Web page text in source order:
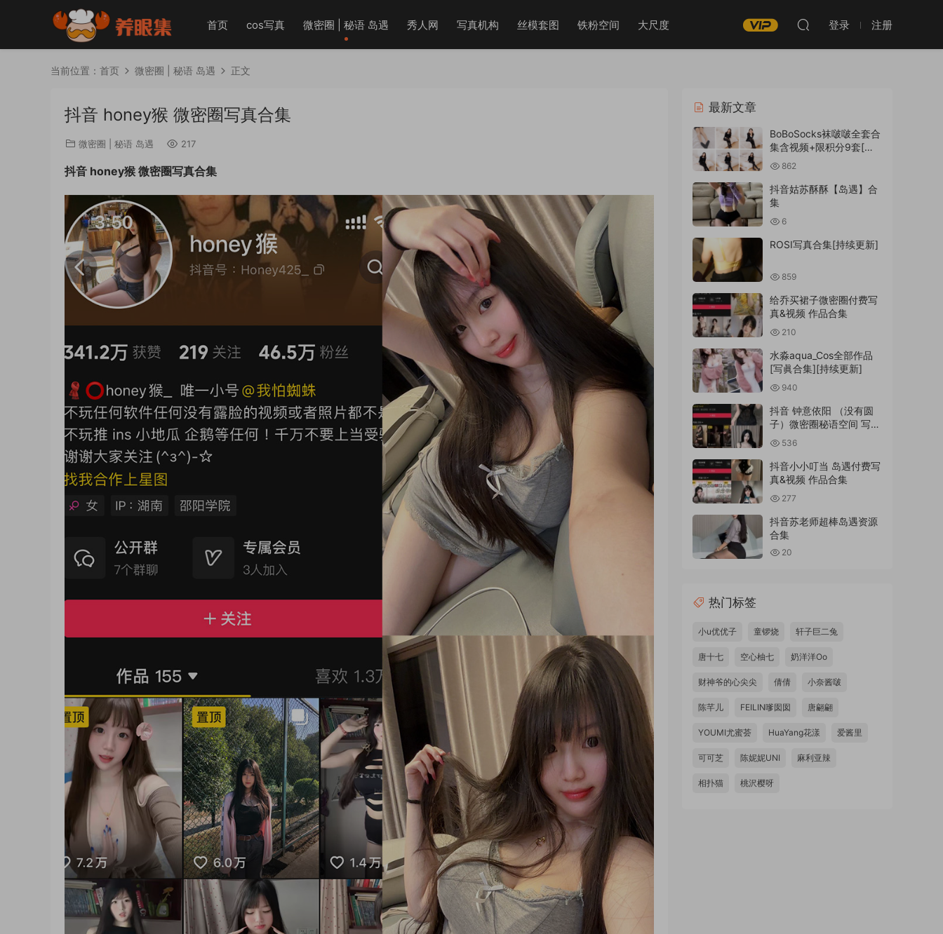
首页 cos写真 微密圈 | 秘语 岛遇 秀人网 写真机构 丝模套图 铁粉空间 大尺度 登录 注册
当前位置： 首页 微密圈 | 秘语 岛遇 正文
抖音 honey猴 微密圈写真合集
微密圈 | 秘语 岛遇 217
抖音 honey猴 微密圈写真合集
最新文章
BoBoSocks袜啵啵全套合
集含视频+限积分9套[持
续更新]
862
抖音姑苏酥酥【岛遇】合
集
6
ROSI写真合集[持续更新]
859
给乔买裙子微密圈付费写
真&视频 作品合集
210
水淼aqua_Cos全部作品
[写眞合集][持续更新]
940
抖音 钟意依阳 （没有圆
子）微密圈秘语空间 写真
合集536
抖音小小叮当 岛遇付费写
真&视频 作品合集
277
抖音苏老师超棒岛遇资源
合集
20
热门标签
小u优优子 童锣烧 轩子巨二兔
唐十七 空心柚七 奶洋洋Oo
财神爷的心尖尖 倩倩 小奈酱啵
陈芊儿 FEILIN嗲囡囡 唐翩翩
YOUMI尤蜜荟 HuaYang花漾 爱酱里
可可芝 陈妮妮UNI 麻利亚辣
相扑猫 桃沢樱呀